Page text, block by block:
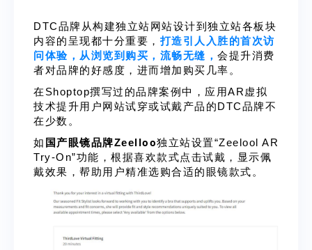
DTC品牌从构建独立站网站设计到独立站各板块
内容的呈现都十分重要，打造引人入胜的首次访
问体验，从浏览到购买，流畅无缝， 会提升消费
者对品牌的好感度，进而增加购买几率。
在Shoptop撰写过的品牌案例中，应用AR虚拟
技术提升用户网站试穿或试戴产品的DTC品牌不
在少数。
如 国产眼镜品牌Zeelloo独立站设置“Zeelool AR
Try-On”功能，根据喜欢款式点击试戴，显示佩
戴效果，帮助用户精准选购合适的眼镜款式。